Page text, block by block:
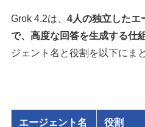
Grok 4.2は、 4人の独立したエ
で、高度な回答を生成する仕
ジェント名と役割を以下にま
エージェント名 役割